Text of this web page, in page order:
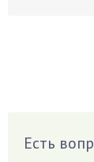
Виноград
Есть